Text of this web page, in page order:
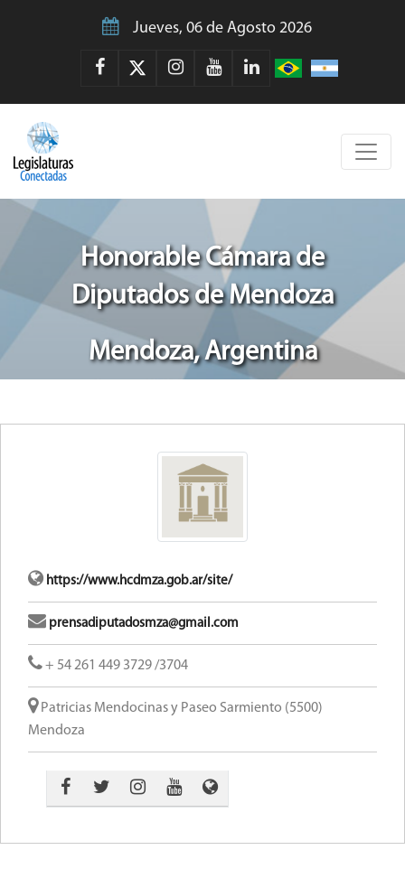
Jueves, 06 de Agosto 2026
Honorable Cámara de
Diputados de Mendoza
Mendoza, Argentina
https://www.hcdmza.gob.ar/site/
prensadiputadosmza@gmail.com
+ 54 261 449 3729 /3704
Patricias Mendocinas y Paseo Sarmiento (5500)
Mendoza